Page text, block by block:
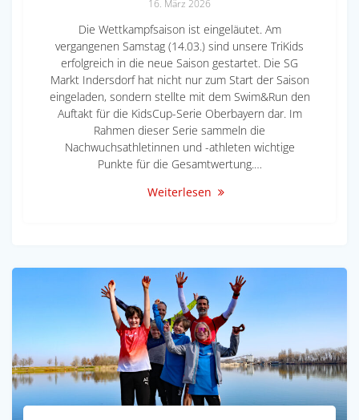
16. März 2026
Die Wettkampfsaison ist eingeläutet. Am
vergangenen Samstag (14.03.) sind unsere TriKids
erfolgreich in die neue Saison gestartet. Die SG
Markt Indersdorf hat nicht nur zum Start der Saison
eingeladen, sondern stellte mit dem Swim&Run den
Auftakt für die KidsCup-Serie Oberbayern dar. Im
Rahmen dieser Serie sammeln die
Nachwuchsathletinnen und -athleten wichtige
Punkte für die Gesamtwertung.…
Weiterlesen